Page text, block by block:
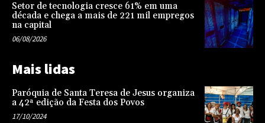
Setor de tecnologia cresce 61% em uma
década e chega a mais de 221 mil empregos
na capital
06/08/2026
Mais lidas
Paróquia de Santa Teresa de Jesus organiza
a 42ª edição da Festa dos Povos
17/10/2024